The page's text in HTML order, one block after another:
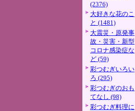
(2376)
大好きな花のこ
と (1481)
大震災・原発事
故・災害・新型
コロナ感染症な
ど (59)
彩つむぎいろい
ろ (295)
彩つむぎのおも
てなし (98)
彩つむぎ料理に